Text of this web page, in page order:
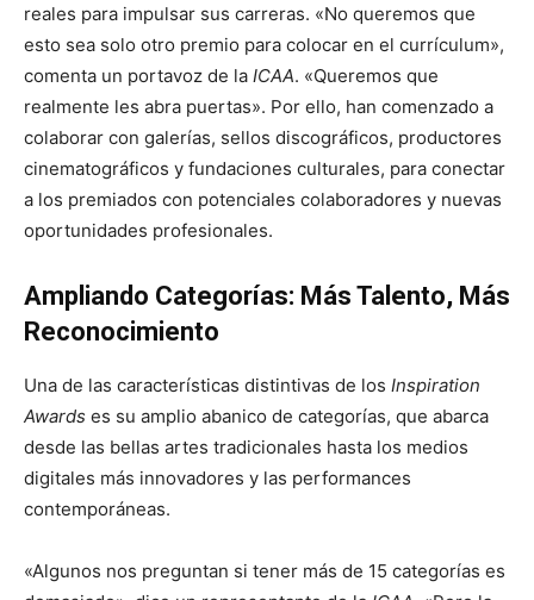
reales para impulsar sus carreras. «No queremos que
esto sea solo otro premio para colocar en el currículum»,
comenta un portavoz de la ICAA. «Queremos que
realmente les abra puertas». Por ello, han comenzado a
colaborar con galerías, sellos discográficos, productores
cinematográficos y fundaciones culturales, para conectar
a los premiados con potenciales colaboradores y nuevas
oportunidades profesionales.
Ampliando Categorías: Más Talento, Más
Reconocimiento
Una de las características distintivas de los Inspiration
Awards es su amplio abanico de categorías, que abarca
desde las bellas artes tradicionales hasta los medios
digitales más innovadores y las performances
contemporáneas.
«Algunos nos preguntan si tener más de 15 categorías es